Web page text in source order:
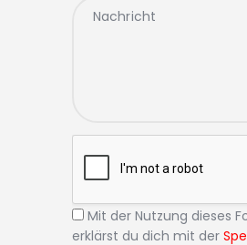
Mit der Nutzung dieses
erklärst du dich mit der